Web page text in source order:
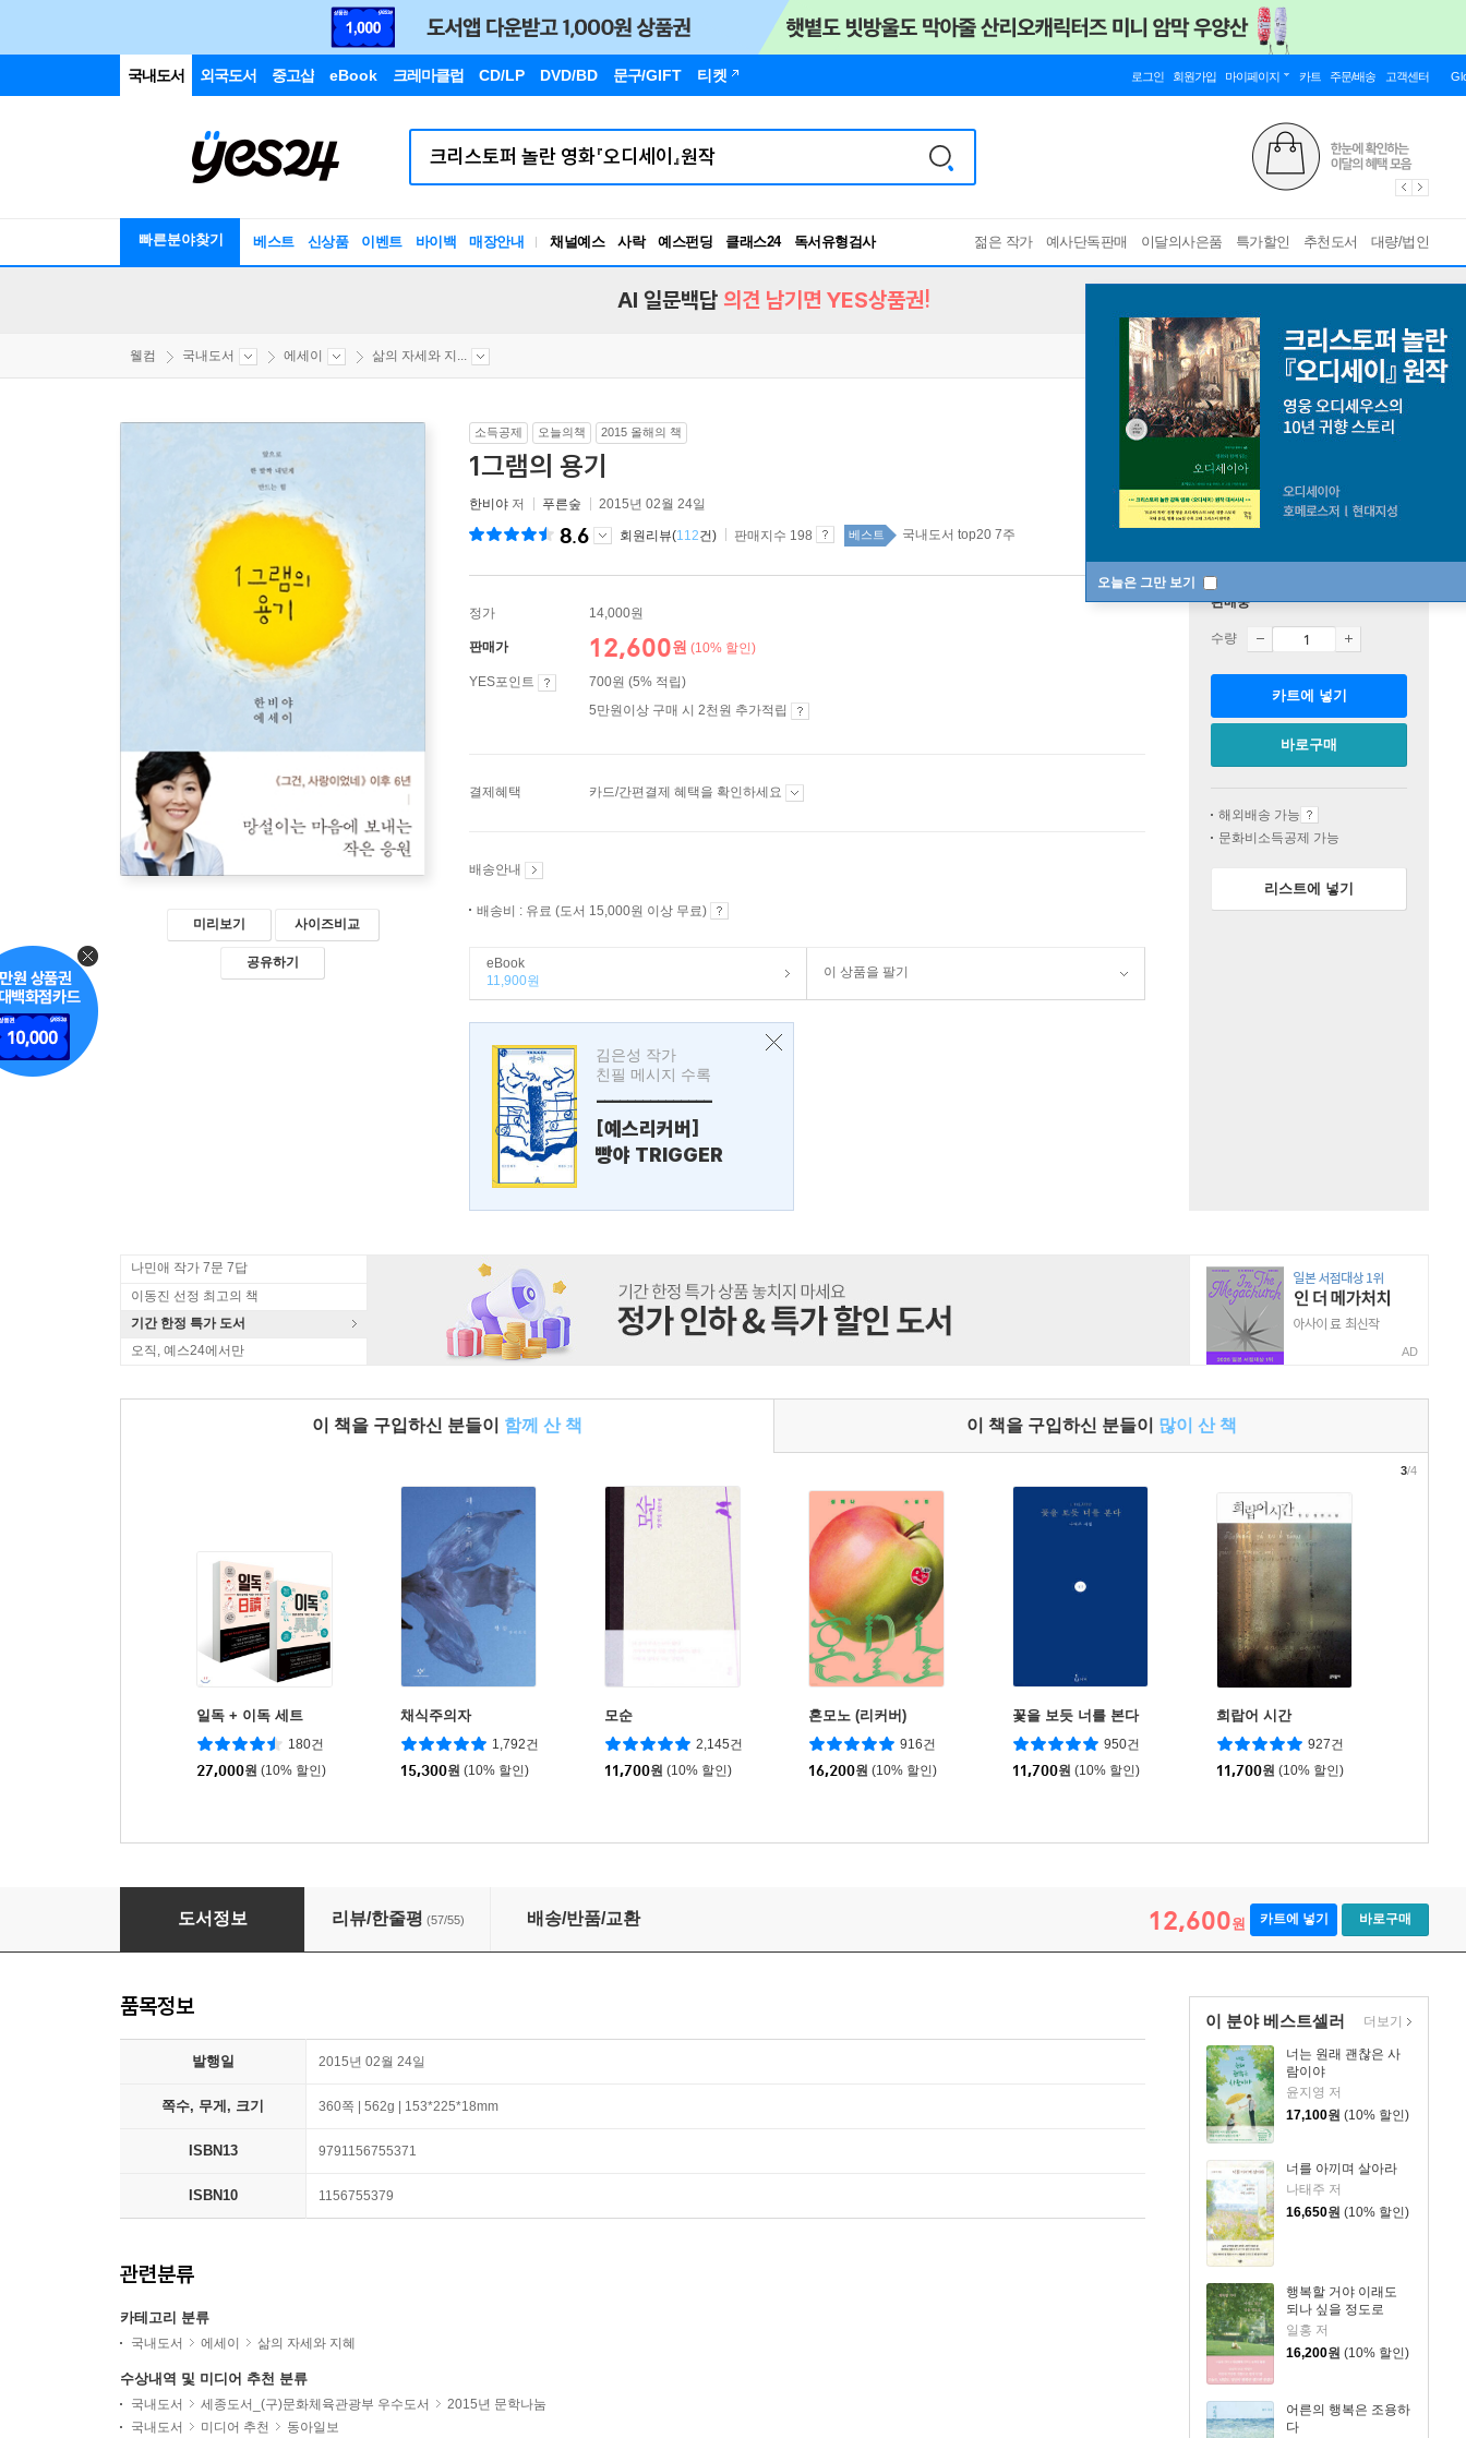
국내도서 외국도서 중고샵 eBook 크레마클럽 CD/LP DVD/BD 문구/GIFT 티켓 로그인 회원가입 마이페이지 카트 주문/배송 고객센터
빠른분야찾기 베스트 신상품 이벤트 바이백 매장안내 채널예스 사락 예스펀딩 클래스24
독서유형검사
RBTI Lab
젊은 작가 예사단독판매 이달의사은품 특가할인 추천도서 대량/법인
오늘은 그만 보기
AI 일문백답 의견 남기면 YES상품권!
웰컴 국내도서 에세이 삶의 자세와 지...
미리보기 사이즈비교
공유하기
소득공제 오늘의책 2015 올해의 책
1그램의 용기
한비야 저 푸른숲 2015년 02월 24일
8.6 회원리뷰(112건) 판매지수 198 베스트 국내도서 top20 7주
정가 14,000원
판매가 12,600원 (10% 할인)
YES포인트
700원 (5% 적립)
5만원이상 구매 시 2천원 추가적립
결제혜택 카드/간편결제 혜택을 확인하세요
배송안내
배송비 : 유료 (도서 15,000원 이상 무료)
eBook
11,900원
이 상품을 팔기
김은성 작가
친필 메시지 수록
---------------
[예스리커버]
빵야 TRIGGER
판매중
수량
카트에 넣기
바로구매
해외배송 가능
문화비소득공제 가능
리스트에 넣기
나민애 작가 7문 7답
이동진 선정 최고의 책
기간 한정 특가 도서
오직, 예스24에서만
AD
이 책을 구입하신 분들이 함께 산 책 이 책을 구입하신 분들이 많이 산 책
일독 + 이독 세트
180건
27,000원 (10% 할인)
채식주의자
1,792건
15,300원 (10% 할인)
모순
2,145건
11,700원 (10% 할인)
혼모노 (리커버)
916건
16,200원 (10% 할인)
꽃을 보듯 너를 본다
950건
11,700원 (10% 할인)
희랍어 시간
927건
11,700원 (10% 할인)
3/4
1그램의 용기
도서정보 리뷰/한줄평 (57/55) 배송/반품/교환 12,600원 카트에 넣기 바로구매
이 분야 베스트셀러
너는 원래 괜찮은 사
람이야
윤지영 저
17,100원 (10% 할인)
너를 아끼며 살아라
나태주 저
16,650원 (10% 할인)
행복할 거야 이래도
되나 싶을 정도로
일홍 저
16,200원 (10% 할인)
어른의 행복은 조용하
다
더보기
품목정보
발행일 2015년 02월 24일
쪽수, 무게, 크기 360쪽 | 562g | 153*225*18mm
ISBN13 9791156755371
ISBN10 1156755379
관련분류
카테고리 분류
국내도서 에세이 삶의 자세와 지혜
수상내역 및 미디어 추천 분류
국내도서 세종도서_(구)문화체육관광부 우수도서
2015년 문학나눔
국내도서
미디어 추천
동아일보